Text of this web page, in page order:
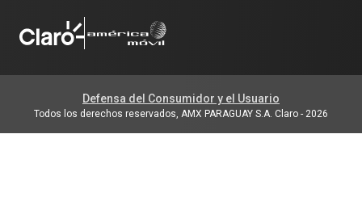
Todos los derechos reservados, AMX PARAGUAY S.A. Claro - 2026
Defensa del Consumidor y el Usuario